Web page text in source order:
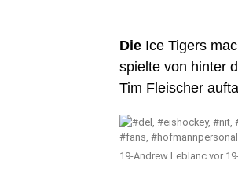
Die Ice Tigers
spielte von hinter
Tim Fleischer
19-Andrew Leblanc vor